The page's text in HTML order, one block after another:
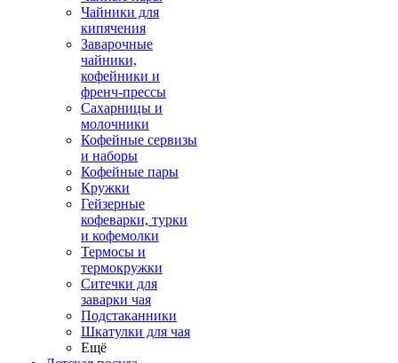
Чайники для
кипячения
Заварочные
чайники,
кофейники и
френч-прессы
Сахарницы и
молочники
Кофейные сервизы
и наборы
Кофейные пары
Кружки
Гейзерные
кофеварки, турки
и кофемолки
Термосы и
термокружки
Ситечки для
заварки чая
Подстаканники
Шкатулки для чая
Ещё